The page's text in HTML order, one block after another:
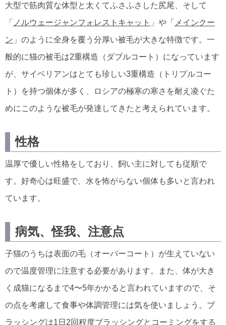
大型で筋肉質な体型と太くてふさふさした尻尾、そして
「
ノルウェージャンフォレストキャット 」や「 メインクー
ン 」のように全身を覆う分厚い被毛が大きな特徴です。一
般的に猫の被毛は2重構造（ダブルコート）になっています
が、サイベリアンはとても珍しい3重構造（トリプルコー
ト）を持つ個体が多く、ロシアの極寒の寒さを耐え凌ぐた
めにこのような被毛が発達してきたと考えられています。
性格
温厚で優しい性格をしており、飼い主に対しても従順で
す。好奇心は旺盛で、水を怖がらない個体も多いと言われ
ています。
病気、怪我、注意点
子猫のうちは表面の毛（オーバーコート）が生えていない
ので温度管理に注意する必要があります。また、体が大き
く成猫になるまで4〜5年かかると言われていますので、そ
の点を考慮して食事や体調管理には気を使いましょう。ブ
ラッシングは1日2回程度ブラッシングとコーミングをする